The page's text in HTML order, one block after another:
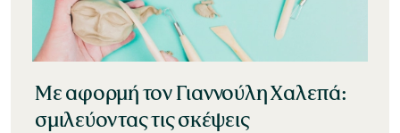
Με αφορμή τον Γιαννούλη Χαλεπά:
σμιλεύοντας τις σκέψεις